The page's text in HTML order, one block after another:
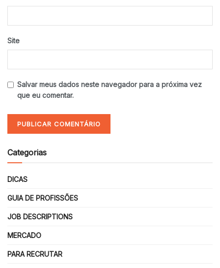
Site
Salvar meus dados neste navegador para a próxima vez
que eu comentar.
Categorias
DICAS
GUIA DE PROFISSÕES
JOB DESCRIPTIONS
MERCADO
PARA RECRUTAR